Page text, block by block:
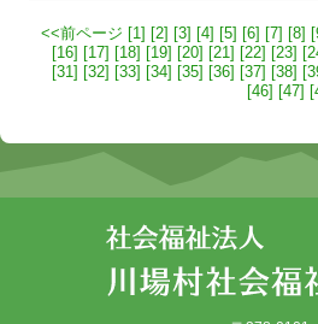
<<前ページ [1] [2] [3] [4] [5] [6] [7] [8]
[16] [17] [18] [19] [20] [21] [22] [23]
[31] [32] [33] [34] [35] [36] [37] [38]
[46] [47]